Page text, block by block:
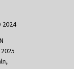
2024